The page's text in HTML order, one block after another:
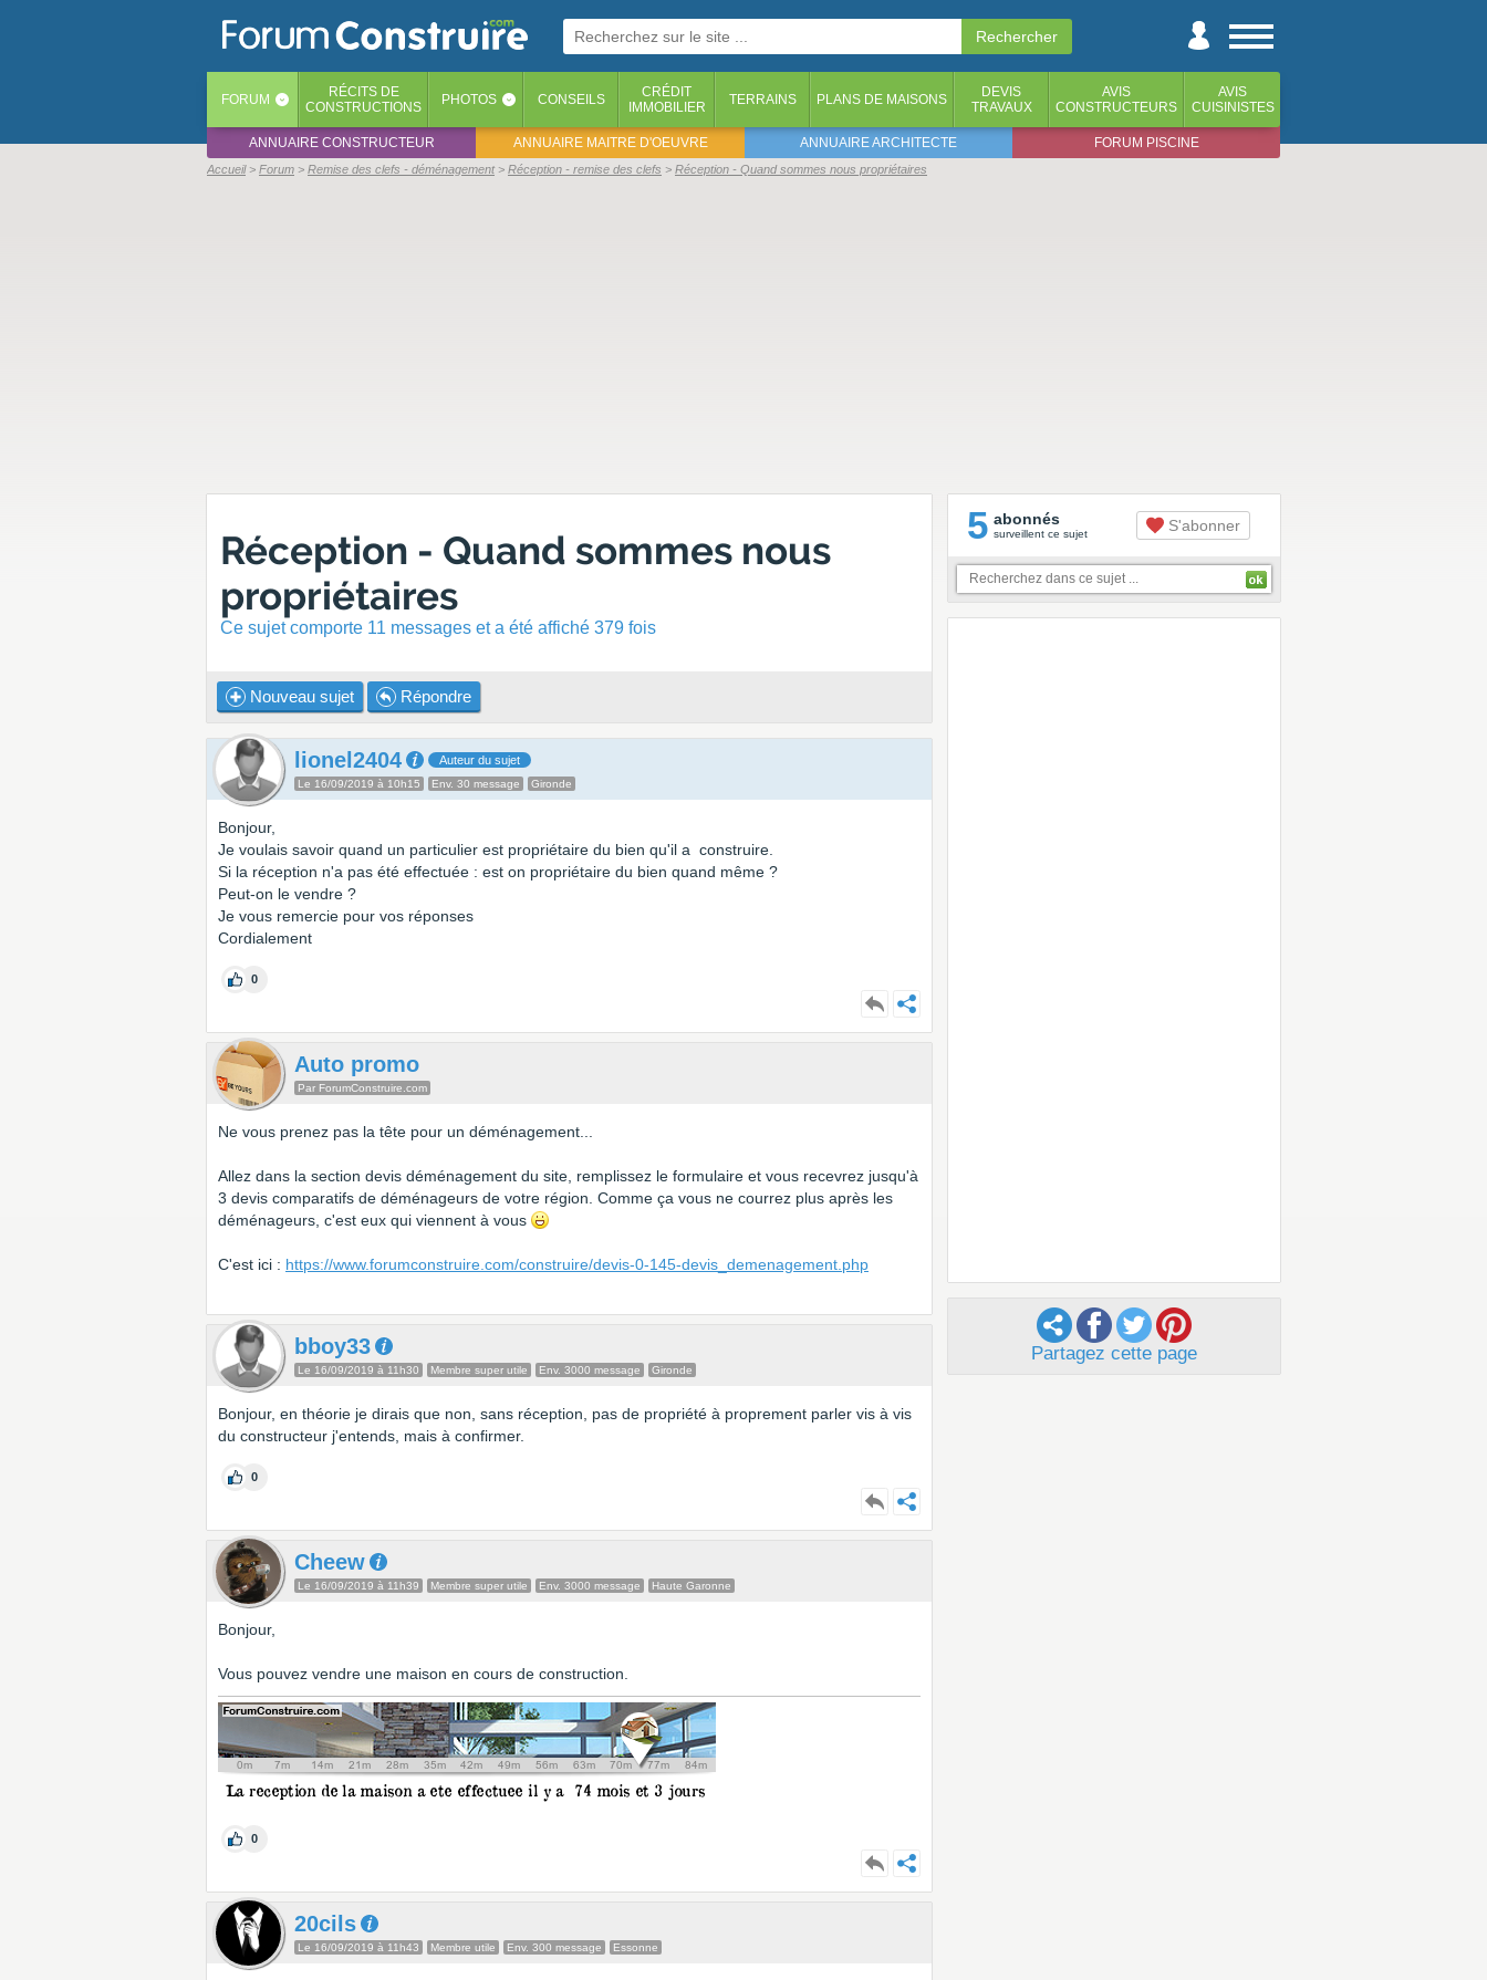
FORUM ‹ RÉCITS DE
CONSTRUCTIONS
PHOTOS ‹ CONSEILS
CRÉDIT
IMMOBILIER
TERRAINS PLANS DE MAISONS
DEVIS
TRAVAUX
AVIS
CONSTRUCTEURS
AVIS
CUISINISTES
ANNUAIRE CONSTRUCTEUR ANNUAIRE MAITRE D'OEUVRE ANNUAIRE ARCHITECTE FORUM PISCINE
Accueil Forum Remise des clefs - déménagement Réception - remise des clefs Réception - Quand sommes nous propriétaires
Réception - Quand sommes nous
propriétaires
Ce sujet comporte 11 messages et a été affiché 379 fois
Nouveau sujet Répondre
lionel2404 Auteur du sujet
Le 16/09/2019 à 10h15 Env. 30 message Gironde
Bonjour,
Je voulais savoir quand un particulier est propriétaire du bien qu'il a construire.
Si la réception n'a pas été effectuée : est on propriétaire du bien quand même ?
Peut-on le vendre ?
Je vous remercie pour vos réponses
Cordialement
0
Auto promo
Par ForumConstruire.com
Ne vous prenez pas la tête pour un déménagement...
Allez dans la section devis déménagement du site, remplissez le formulaire et vous recevrez jusqu'à
3 devis comparatifs de déménageurs de votre région. Comme ça vous ne courrez plus après les
déménageurs, c'est eux qui viennent à vous
C'est ici : https://www.forumconstruire.com/construire/devis-0-145-devis_demenagement.php
bboy33
Le 16/09/2019 à 11h30 Membre super utile Env. 3000 message Gironde
Bonjour, en théorie je dirais que non, sans réception, pas de propriété à proprement parler vis à vis
du constructeur j'entends, mais à confirmer.
0
Cheew
Le 16/09/2019 à 11h39 Membre super utile Env. 3000 message Haute Garonne
Bonjour,
Vous pouvez vendre une maison en cours de construction.
0
20cils
Le 16/09/2019 à 11h43 Membre utile Env. 300 message Essonne
5 abonnés
surveillent ce sujet S'abonner
Partagez cette page